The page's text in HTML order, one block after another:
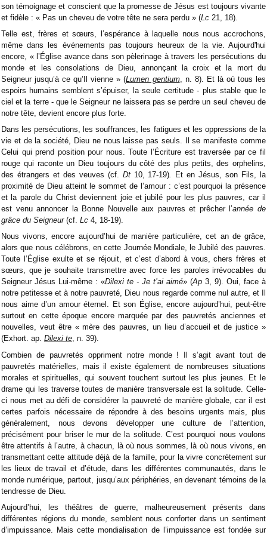
son témoignage et conscient que la promesse de Jésus est toujours vivante
et fidèle : « Pas un cheveu de votre tête ne sera perdu » (Lc 21, 18).
Telle est, frères et sœurs, l’espérance à laquelle nous nous accrochons,
même dans les événements pas toujours heureux de la vie. Aujourd'hui
encore, « l’Église avance dans son pèlerinage à travers les persécutions du
monde et les consolations de Dieu, annonçant la croix et la mort du
Seigneur jusqu’à ce qu’Il vienne » (Lumen gentium, n. 8). Et là où tous les
espoirs humains semblent s’épuiser, la seule certitude - plus stable que le
ciel et la terre - que le Seigneur ne laissera pas se perdre un seul cheveu de
notre tête, devient encore plus forte.
Dans les persécutions, les souffrances, les fatigues et les oppressions de la
vie et de la société, Dieu ne nous laisse pas seuls. Il se manifeste comme
Celui qui prend position pour nous. Toute l’Écriture est traversée par ce fil
rouge qui raconte un Dieu toujours du côté des plus petits, des orphelins,
des étrangers et des veuves (cf. Dt10, 17-19).
Et en Jésus, son Fils, la
proximité de Dieu atteint le sommet de l’amour : c’est pourquoi la présence
et la parole du Christ deviennent joie et jubilé pour les plus pauvres, car il
est venu annoncer la Bonne Nouvelle aux pauvres et prêcher l’année de
grâce du Seigneur(cf. Lc 4, 18-19).
Nous vivons, encore aujourd’hui de manière particulière, cet an de grâce,
alors que nous célébrons, en cette Journée Mondiale, le Jubilé des pauvres.
Toute l’Église exulte et se réjouit, et c’est d’abord à vous, chers frères et
sœurs, que je souhaite transmettre avec force les paroles irrévocables du
Seigneur Jésus Lui-même : «Dilexi te - Je t’ai aimé» (Ap 3, 9). Oui, face à
notre petitesse et à notre pauvreté, Dieu nous regarde comme nul autre, et Il
nous aime d’un amour éternel. Et son Église, encore aujourd’hui, peut-être
surtout en cette époque encore marquée par des pauvretés anciennes et
nouvelles, veut être « mère des pauvres, un lieu d’accueil et de justice »
(Exhort. ap. Dilexi te, n. 39).
Combien de pauvretés oppriment notre monde ! Il s’agit avant tout de
pauvretés matérielles, mais il existe également de nombreuses situations
morales et spirituelles, qui souvent touchent surtout les plus jeunes. Et le
drame qui les traverse toutes de manière transversale est la solitude. Celle-
ci nous met au défi de considérer la pauvreté de manière globale, car il est
certes parfois nécessaire de répondre à des besoins urgents mais, plus
généralement, nous devons développer une culture de l’attention,
précisément pour briser le mur de la solitude. C’est pourquoi nous voulons
être attentifs à l’autre, à chacun, là où nous sommes, là où nous vivons, en
transmettant cette attitude déjà de la famille, pour la vivre concrètement sur
les lieux de travail et d’étude, dans les différentes communautés, dans le
monde numérique, partout, jusqu’aux périphéries, en devenant témoins de la
tendresse de Dieu.
Aujourd’hui, les théâtres de guerre, malheureusement présents dans
différentes régions du monde, semblent nous conforter dans un sentiment
d’impuissance. Mais cette mondialisation de l’impuissance est fondée sur